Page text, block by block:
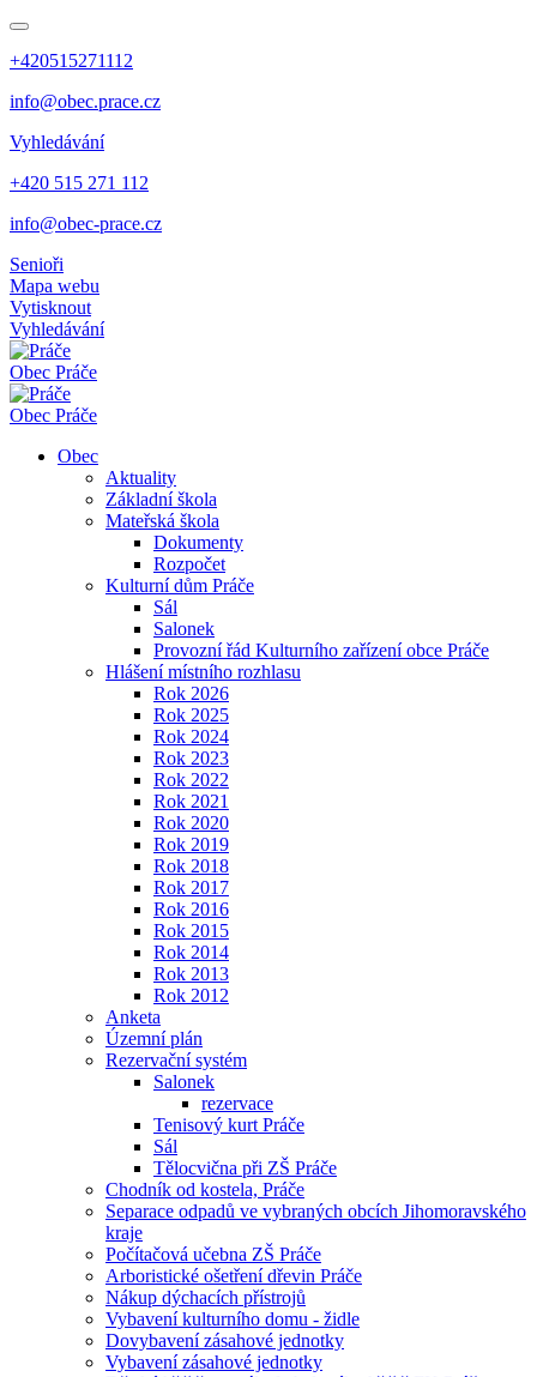
+420515271112
info@obec.prace.cz
Vyhledávání
+420 515 271 112
info@obec-prace.cz
Senioři
Mapa webu
Vytisknout
Vyhledávání
Obec Práče
Obec Práče
Obec
Aktuality
Základní škola
Mateřská škola
Dokumenty
Rozpočet
Kulturní dům Práče
Sál
Salonek
Provozní řád Kulturního zařízení obce Práče
Hlášení místního rozhlasu
Rok 2026
Rok 2025
Rok 2024
Rok 2023
Rok 2022
Rok 2021
Rok 2020
Rok 2019
Rok 2018
Rok 2017
Rok 2016
Rok 2015
Rok 2014
Rok 2013
Rok 2012
Anketa
Územní plán
Rezervační systém
Salonek
rezervace
Tenisový kurt Práče
Sál
Tělocvična při ZŠ Práče
Chodník od kostela, Práče
Separace odpadů ve vybraných obcích Jihomoravského
kraje
Počítačová učebna ZŠ Práče
Arboristické ošetření dřevin Práče
Nákup dýchacích přístrojů
Vybavení kulturního domu - židle
Dovybavení zásahové jednotky
Vybavení zásahové jednotky